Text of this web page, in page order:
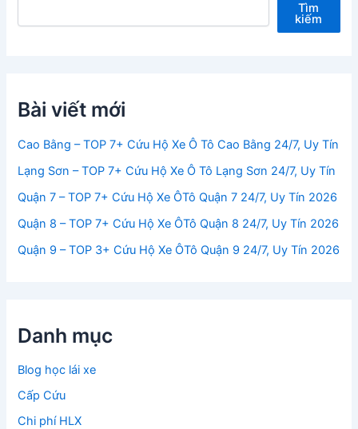
Tìm
kiếm
Bài viết mới
Cao Bằng – TOP 7+ Cứu Hộ Xe Ô Tô Cao Bằng 24/7, Uy Tín
Lạng Sơn – TOP 7+ Cứu Hộ Xe Ô Tô Lạng Sơn 24/7, Uy Tín
Quận 7 – TOP 7+ Cứu Hộ Xe ÔTô Quận 7 24/7, Uy Tín 2026
Quận 8 – TOP 7+ Cứu Hộ Xe ÔTô Quận 8 24/7, Uy Tín 2026
Quận 9 – TOP 3+ Cứu Hộ Xe ÔTô Quận 9 24/7, Uy Tín 2026
Danh mục
Blog học lái xe
Cấp Cứu
Chi phí HLX